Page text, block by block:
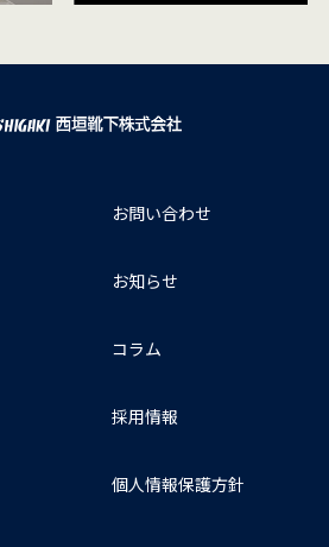
お問い合わせ
お知らせ
コラム
採用情報
個人情報保護方針